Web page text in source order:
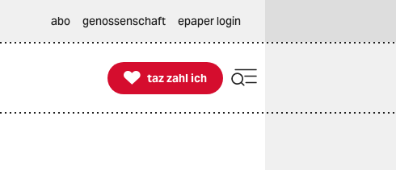
abo genossenschaft epaper login

taz zahl ich
taz zahl ich